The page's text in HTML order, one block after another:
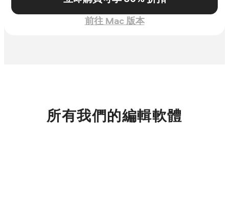
前往 Mac 版本
所有我們的編輯軟體